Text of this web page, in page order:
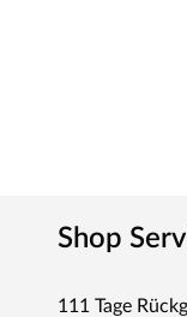
Shop
111 Tage